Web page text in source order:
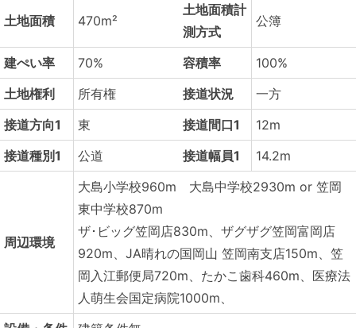
土地面積 470m²
土地面積計
測方式
公簿
建ぺい率 70% 容積率
100%
土地権利
所有権 接道状況
一方
接道方向1
東 接道間口1
12m
接道種別1
公道 接道幅員1 14.2m
周辺環境
大島小学校960m 大島中学校2930m or 笠岡
東中学校870m
ザ･ビッグ笠岡店830m、ザグザグ笠岡富岡店
920m、JA晴れの国岡山 笠岡南支店150m、笠
岡入江郵便局720m、たかこ歯科460m、医療法
人萌生会国定病院1000m、